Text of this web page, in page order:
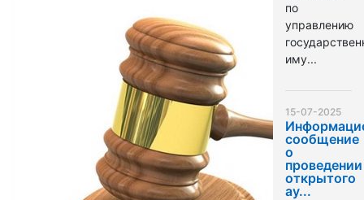
по
управлению
иму...
15-07-2025
сообщение
о
проведении
открытого
ау...